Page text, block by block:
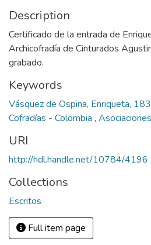
Description
Certificado de la entrada de
Archicofradía de Cinturados
grabado.
Keywords
Vásquez de Ospina, Enriqueta,
Cofradías - Colombia ,
URI
http://hdl.handle.net/10784/4196
Collections
Escritos
Full item page